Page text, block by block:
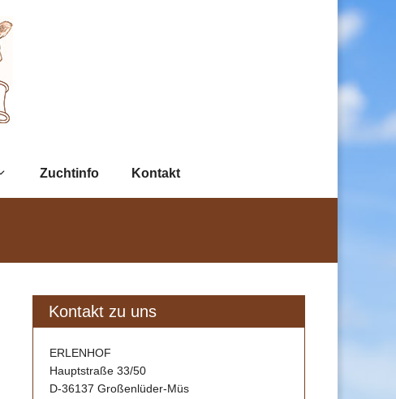
Zuchtinfo Kontakt
Kontakt zu uns
ERLENHOF
Hauptstraße 33/50
D-36137 Großenlüder-Müs